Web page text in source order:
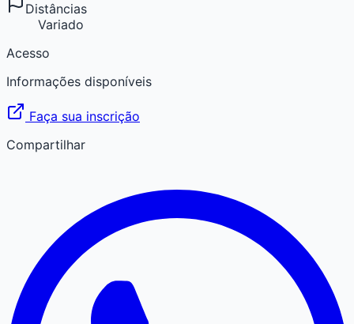
Distâncias
Variado
Acesso
Informações disponíveis
Faça sua inscrição
Compartilhar